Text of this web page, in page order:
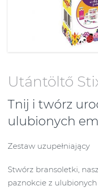
Utántöltő
Tnij i twórz
ulubionych
Zestaw uzupełniający
Stwórz bransoletki,
paznokcie z